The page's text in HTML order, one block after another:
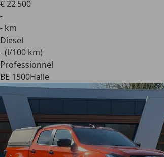
€ 22 500
-
- km
Diesel
- (l/100 km)
Professionnel
BE 1500Halle